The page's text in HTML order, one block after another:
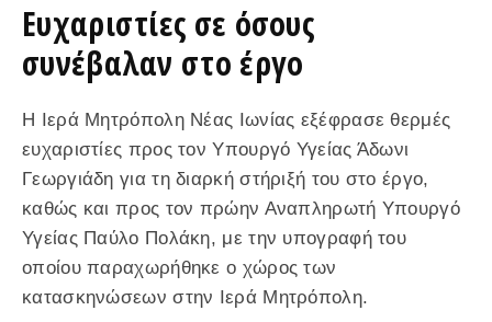
Ευχαριστίες σε όσους
συνέβαλαν στο έργο
Η Ιερά Μητρόπολη Νέας Ιωνίας εξέφρασε θερμές
ευχαριστίες προς τον Υπουργό Υγείας Άδωνι
Γεωργιάδη για τη διαρκή στήριξή του στο έργο,
καθώς και προς τον πρώην Αναπληρωτή Υπουργό
Υγείας Παύλο Πολάκη, με την υπογραφή του
οποίου παραχωρήθηκε ο χώρος των
κατασκηνώσεων στην Ιερά Μητρόπολη.